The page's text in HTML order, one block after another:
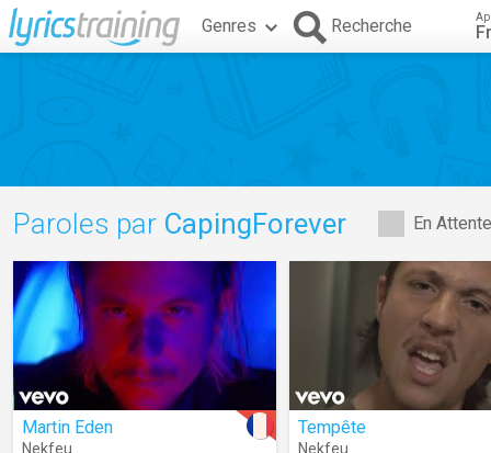
Genres Recherche
En
Paroles par CapingForever
Martin Eden
Nekfeu
Tempête
Nekfeu